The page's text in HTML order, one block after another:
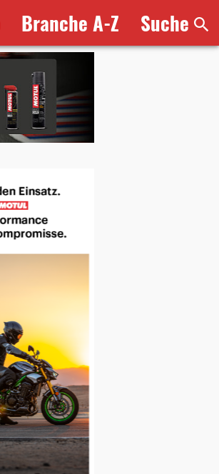
Branche A-Z Suche